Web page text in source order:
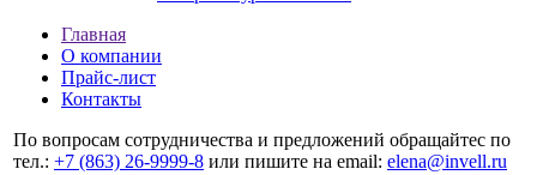
Главная
О компании
Прайс-лист
Контакты
По вопросам сотрудничества и предложений обращайтес по
тел.: +7 (863) 26‐9999‐8 или пишите на email: elena@invell.ru